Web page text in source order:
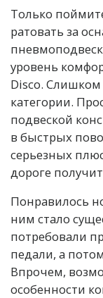
Только
ратовать за
уровень
Disco.
категории.
подвеской
в быстрых
серьезных
дороге
Понравилось
ним стало
потребовали
педали, а
Впрочем,
особенности